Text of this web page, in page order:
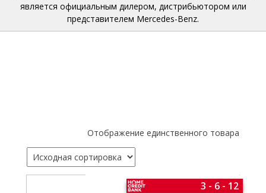
является официальным дилером, дистрибьютором или
представителем Mercedes-Benz.
Отображение единственного товара
3 - 6 - 12